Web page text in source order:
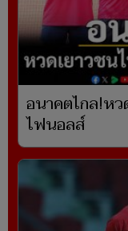
อนาคตไกล!ห
ไฟนอลส์